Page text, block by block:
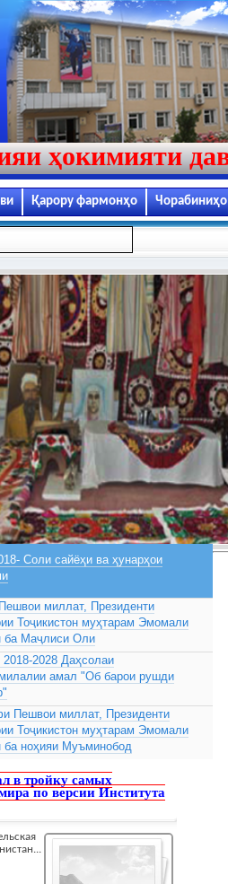
ҳокимияти
Қарору фармонҳо Чорабиниҳо
Соли сайёҳи ва ҳунарҳои
миллат, Президенти
Тоҷикистон муҳтарам Эмомали
ба Маҷлиси Оли
2028 Даҳсолаи
амал "Об барои рушди
Пешвои миллат, Президенти
Тоҷикистон муҳтарам Эмомали
ба ноҳияи Муъминобод
в тройку самых
по версии Института